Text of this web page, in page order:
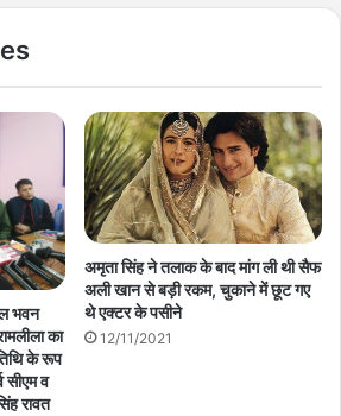
भवन
का
के रूप
सीएम व
रावत
अमृता सिंह ने तलाक के बाद मांग ली थी सैफ
अली खान से बड़ी रकम, चुकाने में छूट गए
थे एक्टर के पसीने
12/11/2021